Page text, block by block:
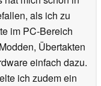
als ich zu
im PC-Bereich
Übertakten
einfach dazu.
ich zudem ein